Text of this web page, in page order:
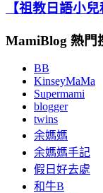
【祖教日語小
MamiBlog 熱門
BB
KinseyMaMa
Supermami
blogger
twins
余媽媽
余媽媽手記
假日好去處
和牛B